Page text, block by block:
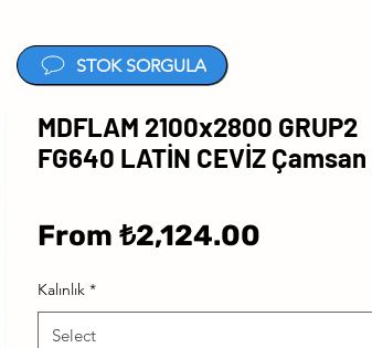
MDFLAM 2100x2800 GRUP2
FG640 LATİN CEVİZ Çamsan
From ₺2,124.00
Kalınlık *
Select
STOK SORGULA